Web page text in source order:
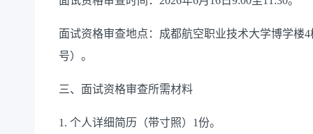
面试资格审查地点：成都航空职业技术大学博学楼
号）。
三、面试资格审查所需材料
1. 个人详细简历（带寸照）1份。